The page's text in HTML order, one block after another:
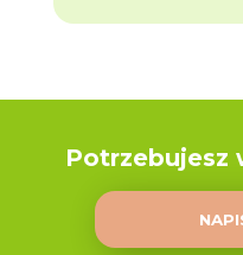
Potrzebujesz